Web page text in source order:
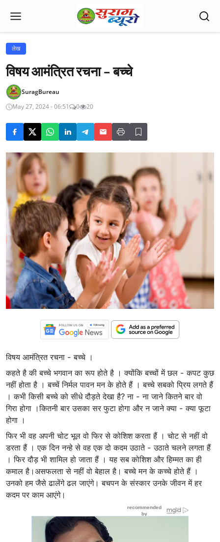
लेख
विषय आमंत्रित रचना - बच्चे
SuragBureau
May 27, 2024 - 06:51
0 20
विषय आमंत्रित रचना - बच्चे ।
कहते है की बच्चे भगवान का रूप होते है । क्योंकि बच्चों में छल - कपट कुछ
नहीं होता है । बच्चें निर्मल पावन मन के होते हैं । बच्चे सबको प्रिय लगते हैं
। कभी किसी बच्चे को सीधे दौड़ते देखा है? ना - ना जाने कितने बार वो
गिरा होगा ।कितनी बार उसका सर फुटा होगा और न जाने क्या - क्या फूटा
होगा ।
फिर भी वह अपनी चोट भूल वो फिर से कोशिश करता हैं । चोट से नहीं वो
डरता हैं । एक दिन नन्हे से वह एक दो कदम उठाते - उठाते चलने लगता हैं
। फिर दौड़ भी शामिल हो जाता हैं । यह सब कोशिश और हिम्मत का ही
कमाल है।असफलता से नहीं वो बेहाल है। बच्चे मन के कच्चे होते हैं ।
उनको हम जैसे ढालेंगे ढल जाएंगे। बचपन के संस्कार उनके जीवन में हर
कदम पर काम आएंगे।